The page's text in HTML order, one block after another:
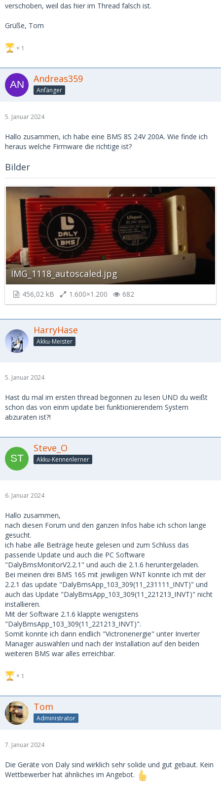
verschoben, weil das hier im Thread falsch ist.
Grüße, Tom
1
Andreas359
Anfänger
5. Januar 2024
Hallo zusammen, ich habe eine BMS 8S 24V 200A. Wie finde ich
heraus welche Firmware die richtige ist?
Bilder
IMG_1118_autoscaled.jpg
456,02 kB 1.600×1.200 682
HarryHase
Akku-Meister
5. Januar 2024
Hast du mal im ersten thread begonnen zu lesen UND du weißt
schon das von einm update bei funktionierendem System
abzuraten ist?!
Steve_O
Akku-Kennenlerner
6. Januar 2024
Hallo zusammen,
nach diesen Forum und den ganzen Infos habe ich schon lange
gesucht.
ich habe alle Beiträge heute gelesen und zum Schluss das
passende Update und auch die PC Software
"DalyBmsMonitorV2.2.1" und auch die 2.1.6 heruntergeladen.
Bei meinen drei BMS 16S mit jewiligen WNT konnte ich mit der
2.2.1 das update "DalyBmsApp_103_309(11_231111_INVT)" und
auch das Update "DalyBmsApp_103_309(11_221213_INVT)" nicht
installieren.
Mit der Software 2.1.6 klappte wenigstens
"DalyBmsApp_103_309(11_221213_INVT)".
Somit konnte ich dann endlich "Victronenergie" unter Inverter
Manager auswählen und nach der Installation auf den beiden
weiteren BMS war alles erreichbar.
1
Tom
Administrator
7. Januar 2024
Die Geräte von Daly sind wirklich sehr solide und gut gebaut. Kein
Wettbewerber hat ähnliches im Angebot.